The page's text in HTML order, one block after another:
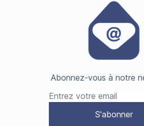
Abonnez-vous à notre